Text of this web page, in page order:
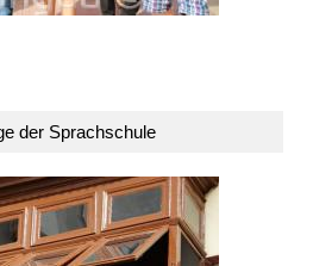
der Sprachschule